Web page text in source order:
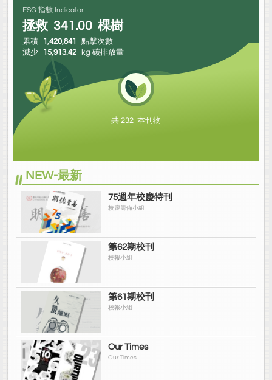
ESG 指數 Indicator
拯救 341.00 棵樹
累積 1,420,841
點擊次數
減少
15,913.42 kg 碳排放量
共 232 本刊物
NEW-最新
75週年校慶特刊
校慶籌備小組
第62期校刊
校報小組
第61期校刊
校報小組
Our Times
Our Times